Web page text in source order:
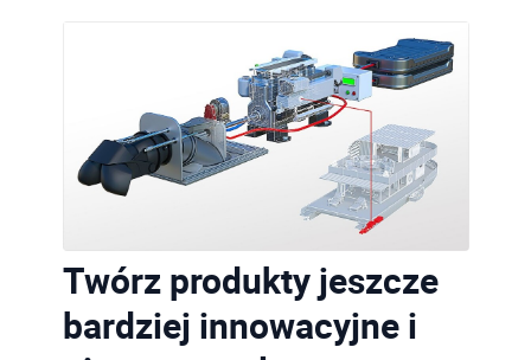
Twórz produkty jeszcze
bardziej innowacyjne i